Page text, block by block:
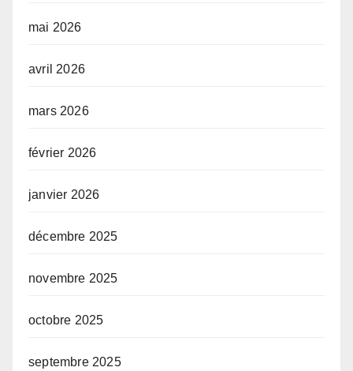
mai 2026
avril 2026
mars 2026
février 2026
janvier 2026
décembre 2025
novembre 2025
octobre 2025
septembre 2025